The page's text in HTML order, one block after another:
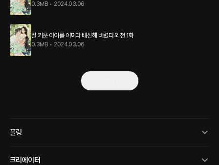
0.3MB • 2024.03.06
잘 키운 아이를 어쩌다 배신해 버렸다 외전 1화
0.3MB • 2024.03.06
플링
크리에이터